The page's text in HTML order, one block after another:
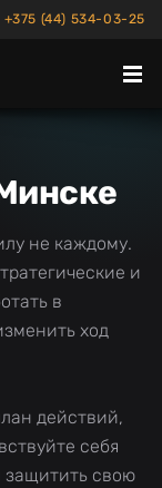
+375 (44) 534-03-25
не каждому.
и
в
ход
действий,
себя
свою